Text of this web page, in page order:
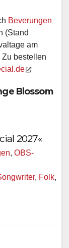
Beverungen
(Stand
am
Zu bestellen
Blossom
2027«
, OBS-
, Folk,